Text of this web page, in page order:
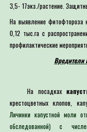
3,5- 17экз./растение.
На выявление фитофтороза
0,12 тыс.га с
профилактические
Вредители
На посадках
крестоцветных клопов,
Личинки капустной моли
обследованной) с